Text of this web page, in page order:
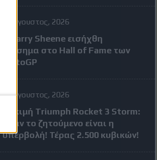
7 Αύγουστος, 2026
Ο Barry Sheene εισήχθη
επίσημα στο Hall of Fame των
MotoGP
4 Αύγουστος, 2026
Δοκιμή Triumph Rocket 3 Storm:
Όταν το ζητούμενο είναι η
υπερβολή! Τέρας 2.500 κυβικών!